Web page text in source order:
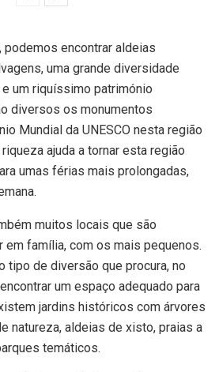
podemos encontrar aldeias
uma grande diversidade
um riquíssimo património
diversos os monumentos
Mundial da UNESCO nesta região
ajuda a tornar esta região
umas férias mais prolongadas,
muitos locais que são
família, com os mais pequenos.
tipo de diversão que procura, no
um espaço adequado para
jardins históricos com árvores
natureza, aldeias de xisto, praias a
temáticos.